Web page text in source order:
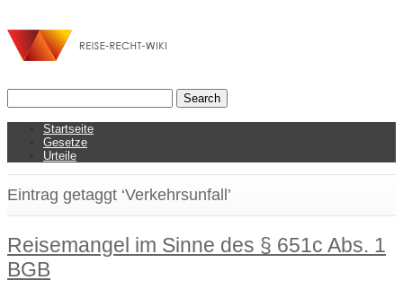
Startseite
Gesetze
Urteile
Eintrag getaggt ‘Verkehrsunfall’
Reisemangel im Sinne des § 651c Abs. 1
BGB